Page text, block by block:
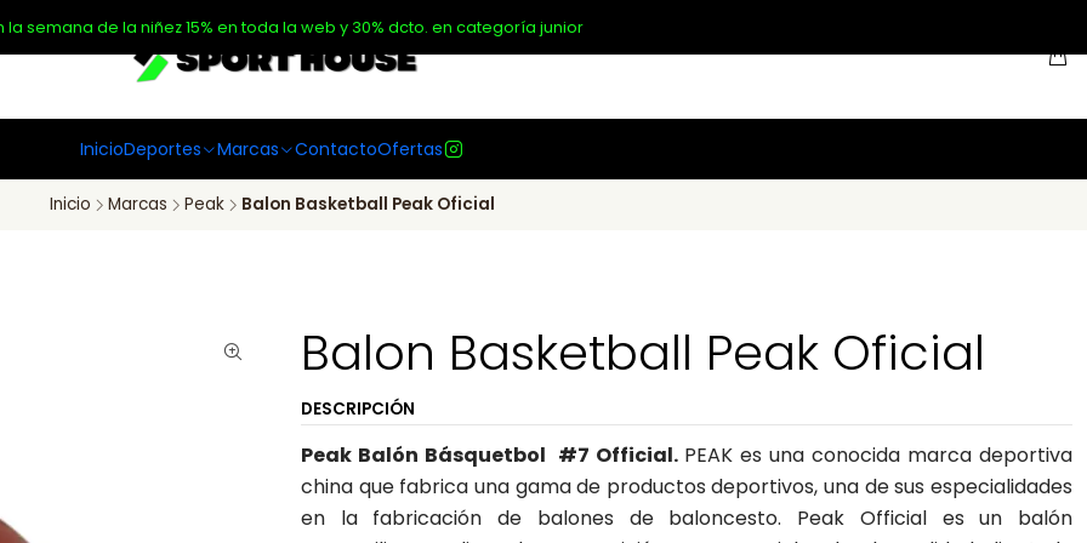
InicioDeportes Marcas ContactoOfertas
la semana de la niñez 15% en toda la web y 30% dcto. en categoría junior
Inicio Marcas Peak Balon Basketball Peak Oficial
Balon Basketball Peak Oficial
DESCRIPCIÓN
Peak Balón Básquetbol #7 Official. PEAK es una conocida marca deportiva
china que fabrica una gama de productos deportivos, una de sus especialidades
en la fabricación de balones de baloncesto. Peak Official es un balón